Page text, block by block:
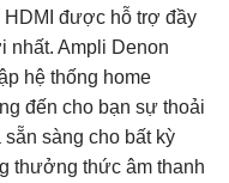
HDMI được hỗ trợ đầy
nhất. Ampli Denon
hệ thống home
đến cho bạn sự thoải
sàng cho bất kỳ
thưởng thức âm thanh